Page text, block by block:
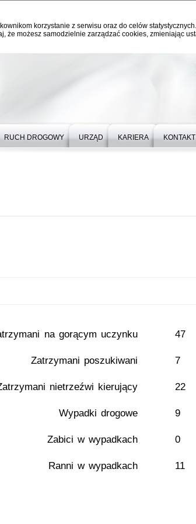
korzystanie z serwisu oraz do celów
że możesz samodzielnie zarządzać cookies, zmieniając
RUCH DROGOWY URZĄD KARIERA KONTAKT
na gorącym uczynku 47
Zatrzymani poszukiwani 7
nietrzeźwi kierujący 22
Wypadki drogowe 9
Zabici w wypadkach 0
Ranni w wypadkach 11